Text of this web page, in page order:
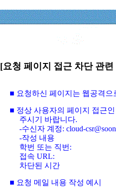
[요청 페이지 접근 차단 관
■ 요청하신 페이지는 웹공격
■ 정상 사용자의 페이지 접근
주시기 바랍니다.
-수신자 계정: cloud-
-작성 내용
학번 또는 직번:
접속 URL:
차단된 시간
■ 요청 메일 내용 작성 예시